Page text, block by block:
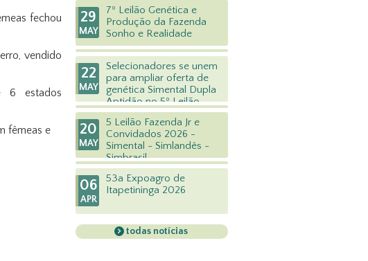
fechou
vendido
6 estados
fêmeas e
7º Leilão Genética e
Produção da Fazenda
Sonho e Realidade
29
MAY
Selecionadores se unem
para ampliar oferta de
genética Simental Dupla
Aptidão no 5º Leilão
Fazenda JR
22
MAY
5 Leilão Fazenda Jr e
Convidados 2026 -
Simental - Simlandês -
Simbrasil
20
MAY
53a Expoagro de
Itapetininga 2026
06
APR
todas notícias